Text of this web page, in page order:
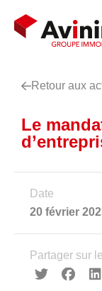
Vos
Nos
Le
Nous
Retour aux
Le
Date
20 février
Partager sur